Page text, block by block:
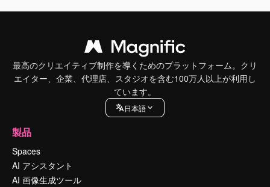
最高のクリエイティブ制作を導くためのプラットフォーム。クリ
エイター、企業、代理店、スタジオを含む100万人以上が利用し
ています。
日本語
製品
Spaces
AI アシスタント
AI 画像生成ツール